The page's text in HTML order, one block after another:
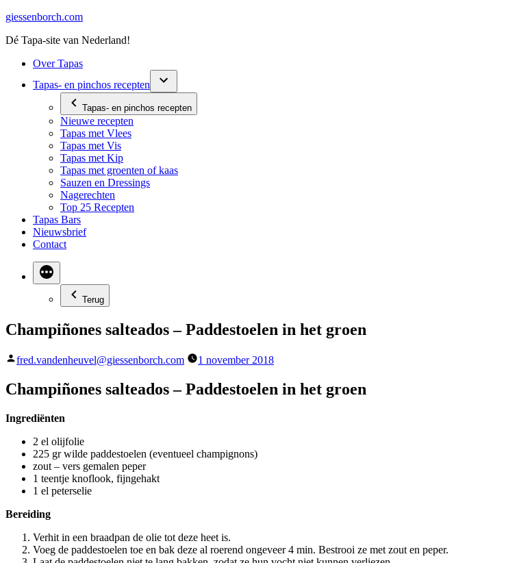
Ga
de
giessenborch.com
Dé Tapa-site van Nederland!
Over Tapas
Tapas- en pinchos recepten
Tapas- en pinchos recepten
Nieuwe recepten
Tapas met Vlees
Tapas met Vis
Tapas met Kip
Tapas met groenten of kaas
Sauzen en Dressings
Nagerechten
Top 25 Recepten
Tapas Bars
Nieuwsbrief
Contact
Terug
Champiñones salteados – Paddestoelen in het groen
Geplaatst
fred.vandenheuvel@giessenborch.com 1 november 2018
Champiñones salteados – Paddestoelen in het groen
Ingrediënten
2 el olijfolie
225 gr wilde paddestoelen (eventueel champignons)
zout – vers gemalen peper
1 teentje knoflook, fijngehakt
1 el peterselie
Bereiding
Verhit in een braadpan de olie tot deze heet is.
Voeg de paddestoelen toe en bak deze al roerend ongeveer 4 min. Bestrooi ze met zout en peper.